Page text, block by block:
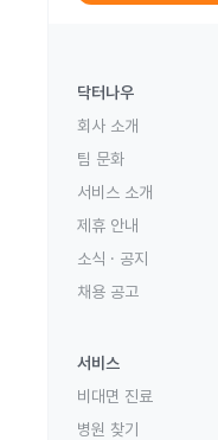
닥터나우
회사 소개
팀 문화
서비스 소개
제휴 안내
소식 · 공지
채용 공고
서비스
비대면 진료
병원 찾기